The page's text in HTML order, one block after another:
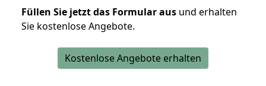
Füllen Sie jetzt das Formular aus und erhalten
Sie kostenlose Angebote.
Kostenlose Angebote erhalten